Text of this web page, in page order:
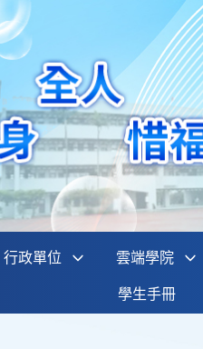
行政單位 雲端學院
學生手冊